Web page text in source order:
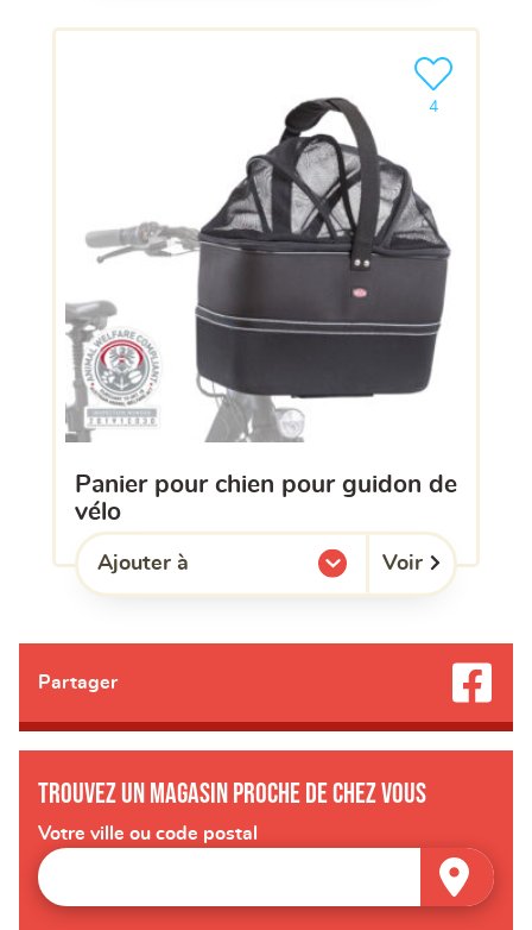
panier pour chien pour guidon de
vélo
4
Ajouter le
Ajouter à
l'une de mes listes. Voir
Partager
Trouvez un magasin proche de chez vous
Votre ville ou code postal